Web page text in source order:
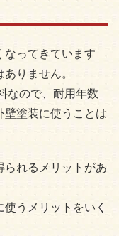
なってきています
りません。
なので、耐用年数
壁塗装に使うことは
られるメリットがあ
うメリットをいく